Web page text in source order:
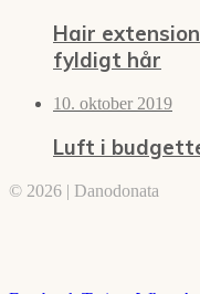
Hair
fyldigt hår
10. oktober 2019
Luft i
© 2026 | Danodonata